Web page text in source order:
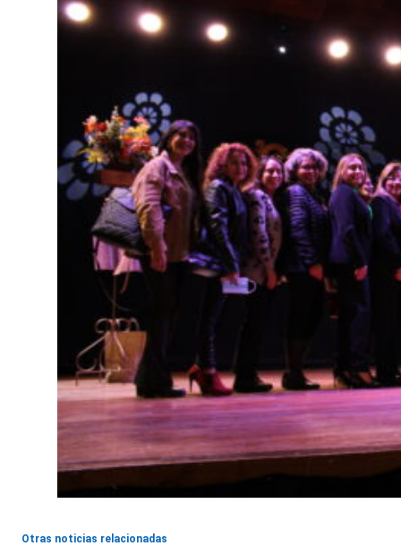
Otras noticias relacionadas